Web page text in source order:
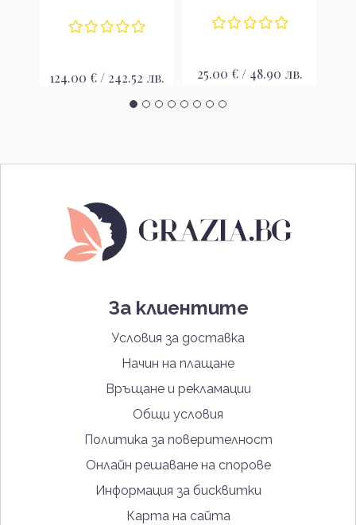
124.00 € / 242.52 лв. 25.00 € / 48.90 лв.
За клиентите
Условия за доставка
Начин на плащане
Връщане и рекламации
Общи условия
Политика за поверителност
Онлайн решаване на спорове
Информация за бисквитки
Карта на сайта